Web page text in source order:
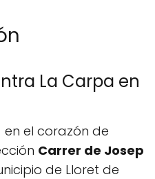
La Carpa en
el corazón de
Carrer de Josep
de Lloret de